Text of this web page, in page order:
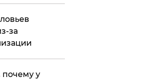
за
почему у